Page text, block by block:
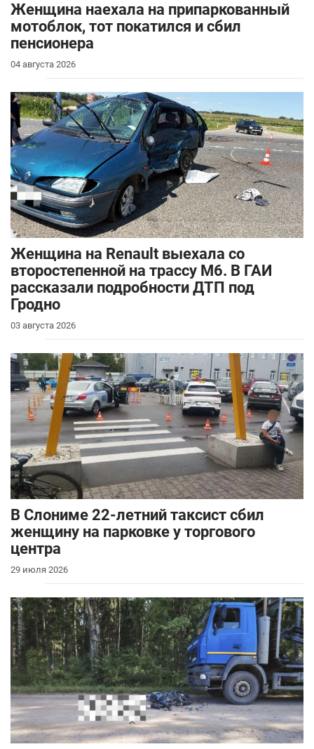
Женщина наехала на припаркованный
мотоблок, тот покатился и сбил
пенсионера
04 августа 2026
Женщина на Renault выехала со
второстепенной на трассу М6. В ГАИ
рассказали подробности ДТП под
Гродно
03 августа 2026
В Слониме 22-летний таксист сбил
женщину на парковке у торгового
центра
29 июля 2026